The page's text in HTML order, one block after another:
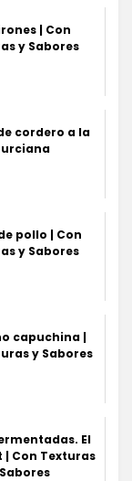
| Con
y Sabores
cordero a la
pollo | Con
y Sabores
capuchina |
y Sabores
El
| Con Texturas